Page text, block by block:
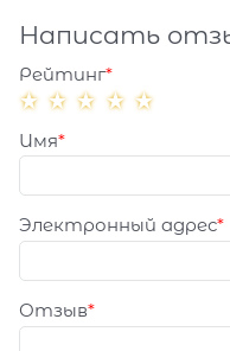
Написать
Рейтинг
Имя
Электронный адрес
Отзыв